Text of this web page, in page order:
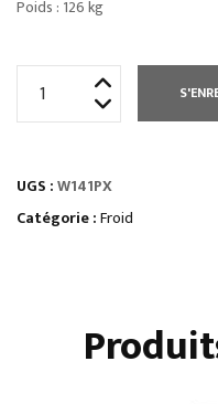
Poids : 126 kg
POSITIVE
GN
UGS :W141PX
Catégorie :Froid